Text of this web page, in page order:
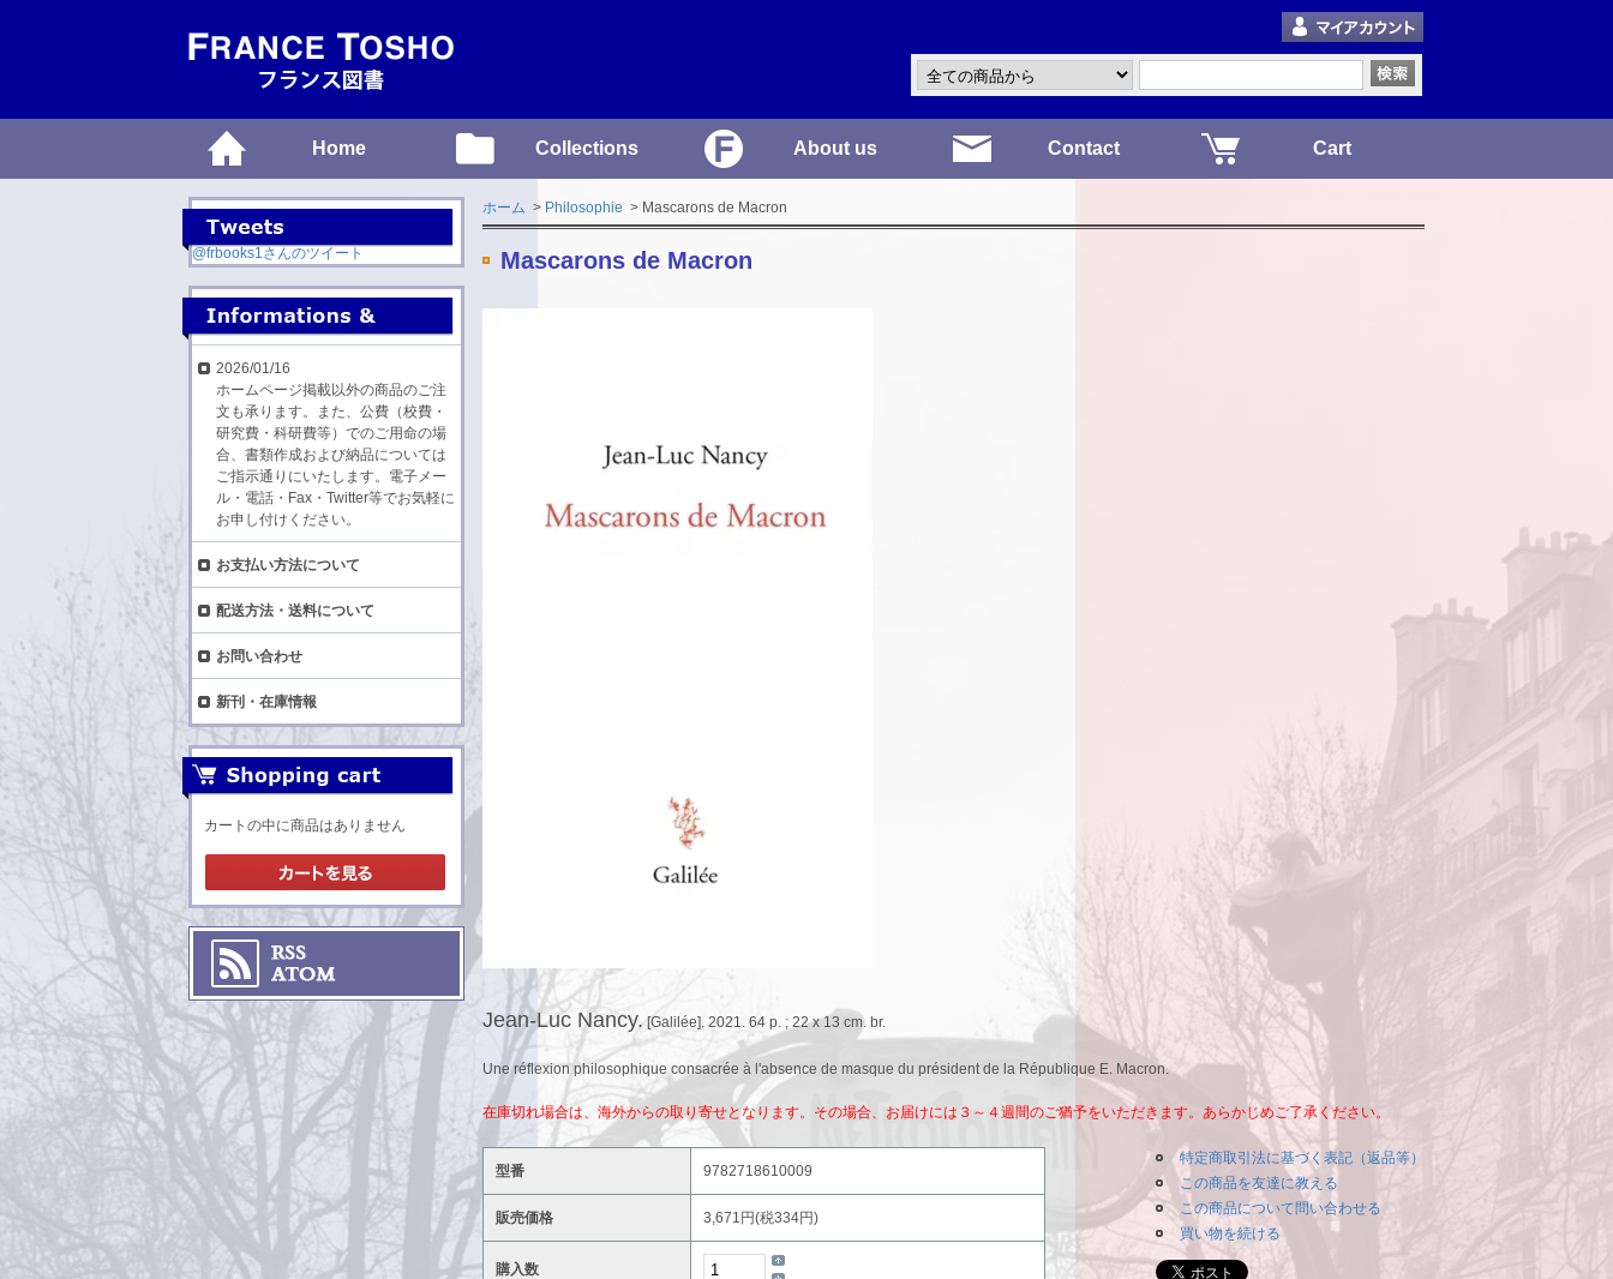
Home Collections About us Contact Cart
ホーム > Philosophie > Mascarons de Macron
Mascarons de Macron
Jean-Luc Nancy.[Galilée]. 2021. 64 p. ; 22 x 13 cm. br.
Une réflexion philosophique consacrée à l'absence de masque du président de la République E. Macron.
在庫切れ場合は、海外からの取り寄せとなります。その場合、お届けには３～４週間のご猶予をいただきます。あらかじめご了承ください。
型番 9782718610009
販売価格 3,671円(税334円)
購入数
特定商取引法に基づく表記（返品等）
この商品を友達に教える
この商品について問い合わせる
買い物を続ける
@frbooks1さんのツイート
2026/01/16
ホームページ掲載以外の商品のご注
文も承ります。また、公費（校費・
研究費・科研費等）でのご用命の場
合、書類作成および納品については
ご指示通りにいたします。電子メー
ル・電話・Fax・Twitter等でお気軽に
お申し付けください。
お支払い方法について
配送方法・送料について
お問い合わせ
新刊・在庫情報
カートの中に商品はありません